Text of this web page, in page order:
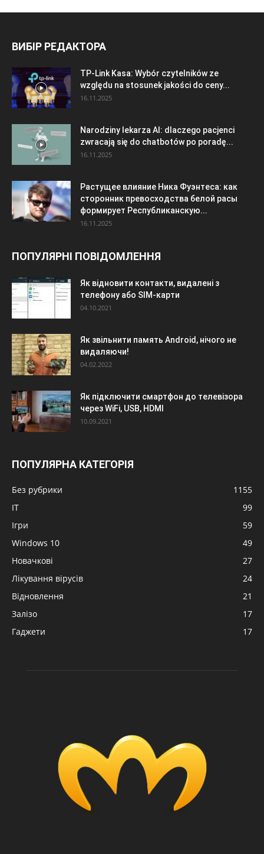
ВИБІР РЕДАКТОРА
TP-Link Kasa: Wybór czytelników ze
względu na stosunek jakości do ceny...
16.11.2025
Narodziny lekarza AI: dlaczego pacjenci
zwracają się do chatbotów po poradę...
16.11.2025
Растущее влияние Ника Фуэнтеса: как
сторонник превосходства белой расы
формирует Республиканскую...
16.11.2025
ПОПУЛЯРНІ ПОВІДОМЛЕННЯ
Як відновити контакти, видалені з
телефону або SIM-карти
04.10.2021
Як звільнити память Android, нічого не
видаляючи!
04.02.2022
Як підключити смартфон до телевізора
через WiFi, USB, HDMI
10.09.2021
ПОПУЛЯРНА КАТЕГОРІЯ
Без рубрики
1155
IT
99
Ігри
59
Windows 10
49
Новачкові
27
Лікування вірусів
24
Відновлення
21
Залізо
17
Гаджети
17